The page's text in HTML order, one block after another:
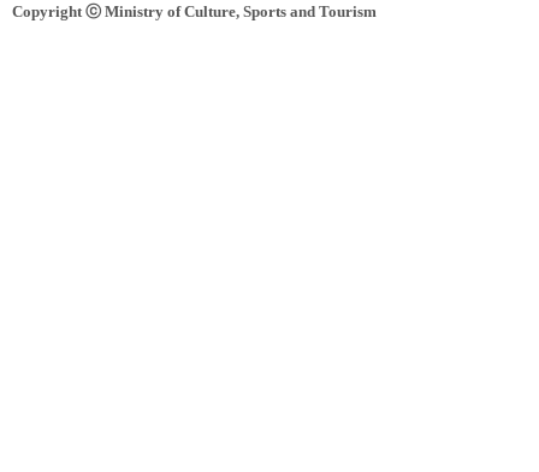
Copyright ⓒ Ministry of Culture, Sports and Tourism